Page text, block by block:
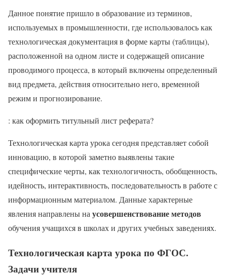
Данное понятие пришло в образование из терминов,
используемых в промышленности, где использовалось как
технологическая документация в форме карты (таблицы),
расположенной на одном листе и содержащей описание
проводимого процесса, в который включены определенный
вид предмета, действия относительно него, временной
режим и прогнозирование.
: как оформить титульный лист реферата?
Технологическая карта урока сегодня представляет собой
инновацию, в которой заметно выявлены такие
специфические черты, как технологичность, обобщенность,
идейность, интерактивность, последовательность в работе с
информационным материалом. Данные характерные
явления направлены на усовершенствование методов
обучения учащихся в школах и других учебных заведениях.
Технологическая карта урока по ФГОС.
Задачи учителя